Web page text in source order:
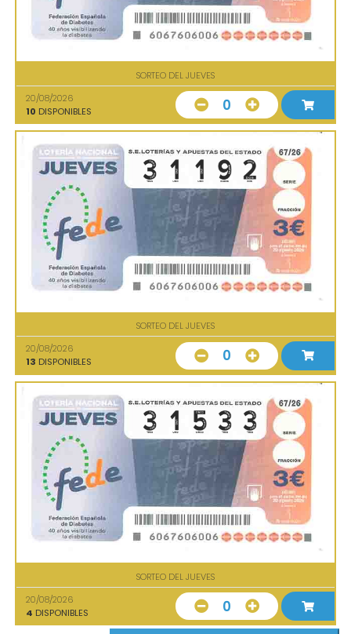
SORTEO DEL JUEVES
20/08/2026
10 DISPONIBLES 0
SORTEO DEL JUEVES
20/08/2026
13 DISPONIBLES 0
SORTEO DEL JUEVES
20/08/2026
4 DISPONIBLES 0